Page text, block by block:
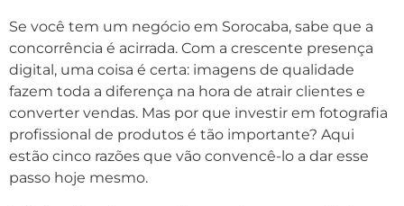
Se você tem um negócio em Sorocaba, sabe que a
concorrência é acirrada. Com a crescente presença
digital, uma coisa é certa: imagens de qualidade
fazem toda a diferença na hora de atrair clientes e
converter vendas. Mas por que investir em fotografia
profissional de produtos é tão importante? Aqui
estão cinco razões que vão convencê-lo a dar esse
passo hoje mesmo.